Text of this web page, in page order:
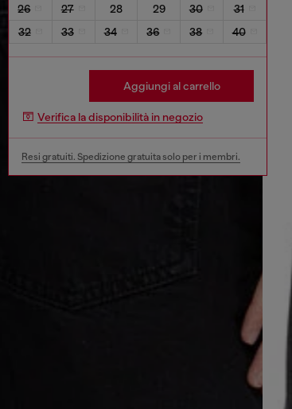
26 27 28 29 30
31
32
33 34 36 38 40
Aggiungi al carrello
Verifica la disponibilità in negozio
Resi gratuiti. Spedizione gratuita solo per i membri.